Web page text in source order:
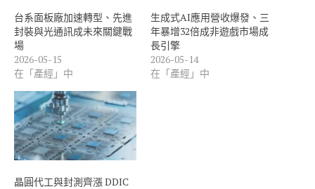
台系面板廠加速轉型、先進
封裝與光通訊成未來關鍵戰
場
2026-05-15
在「產經」中
生成式AI應用營收爆發、三
年暴增32倍成非遊戲市場成
長引擎
2026-05-14
在「產經」中
晶圓代工與封測齊漲 DDIC